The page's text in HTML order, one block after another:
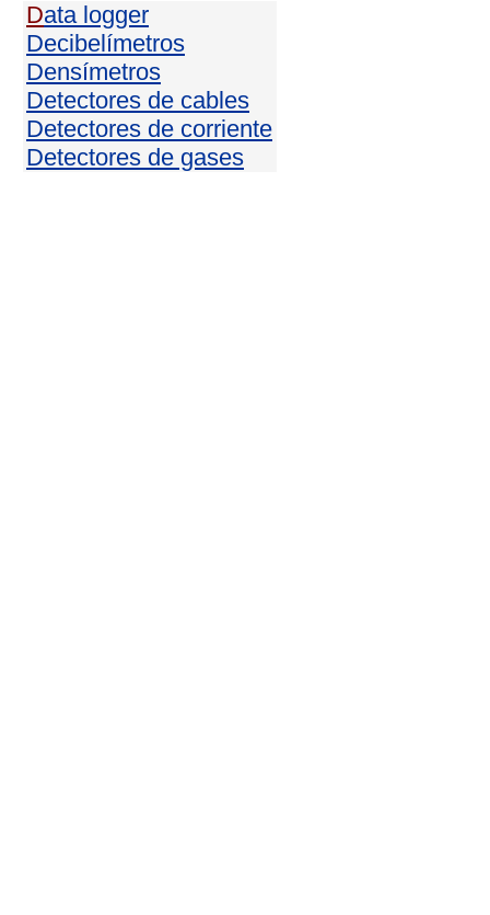
Data logger
Decibelímetros
Densímetros
Detectores de cables
Detectores de corriente
Detectores de gases